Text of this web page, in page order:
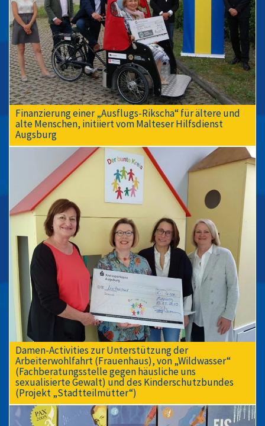
Finanzierung einer „Ausflugs-Rikscha“ für ältere und
alte Menschen, initiiert vom Malteser Hilfsdienst
Augsburg
Damen-Activities zur Unterstützung der
Arbeiterwohlfahrt (Frauenhaus), von „Wildwasser“
(Fachberatungsstelle gegen häusliche uns
sexualisierte Gewalt) und des Kinderschutzbundes
(Projekt „Stadtteilmütter“)